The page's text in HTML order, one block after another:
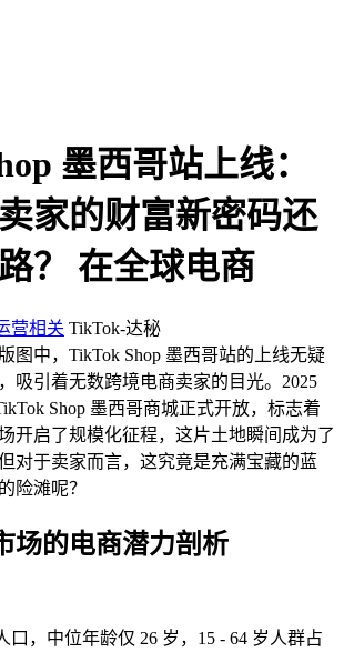
墨西哥站上线：
家的财富新密码还
？ 在全球电商
营相关 TikTok-达秘
图中，TikTok Shop 墨西哥站的上线无疑
吸引着无数跨境电商卖家的目光。2025
Shop 墨西哥商城正式开放，标志着
开启了规模化征程，这片土地瞬间成为了
对于卖家而言，这究竟是充满宝藏的蓝
险滩呢？
场的电商潜力剖析
口，中位年龄仅 26 岁，15 - 64 岁人群占